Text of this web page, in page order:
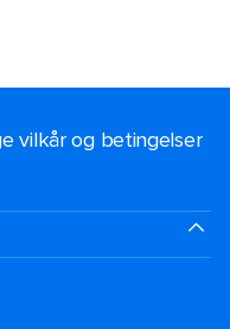
vilkår og betingelser